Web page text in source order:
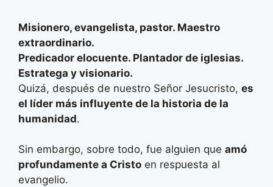
Misionero, evangelista, pastor. Maestro
extraordinario.
Predicador elocuente. Plantador de iglesias.
Estratega y visionario.
Quizá, después de nuestro Señor Jesucristo, es
el líder más influyente de la historia de la
humanidad.
Sin embargo, sobre todo, fue alguien que amó
profundamente a Cristo en respuesta al
evangelio.